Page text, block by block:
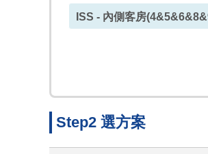
ISS - 內側客房
Step2 選方案